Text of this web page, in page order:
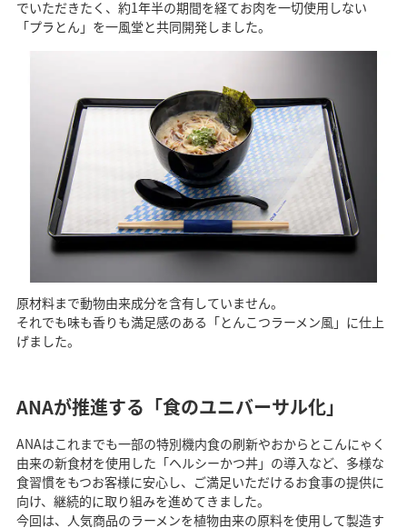
でいただきたく、約1年半の期間を経てお肉を一切使用しない
「プラとん」を一風堂と共同開発しました。
原材料まで動物由来成分を含有していません。
それでも味も香りも満足感のある「とんこつラーメン風」に仕上
げました。
ANAが推進する「食のユニバーサル化」
ANAはこれまでも一部の特別機内食の刷新やおからとこんにゃく
由来の新食材を使用した「ヘルシーかつ丼」の導入など、多様な
食習慣をもつお客様に安心し、ご満足いただけるお食事の提供に
向け、継続的に取り組みを進めてきました。
今回は、人気商品のラーメンを植物由来の原料を使用して製造す